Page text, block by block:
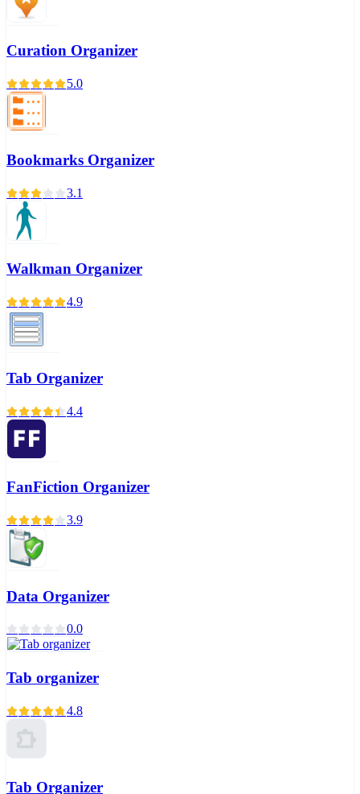
Curation Organizer
5.0
Bookmarks Organizer
3.1
Walkman Organizer
4.9
Tab Organizer
4.4
FanFiction Organizer
3.9
Data Organizer
0.0
Tab organizer
4.8
Tab Organizer